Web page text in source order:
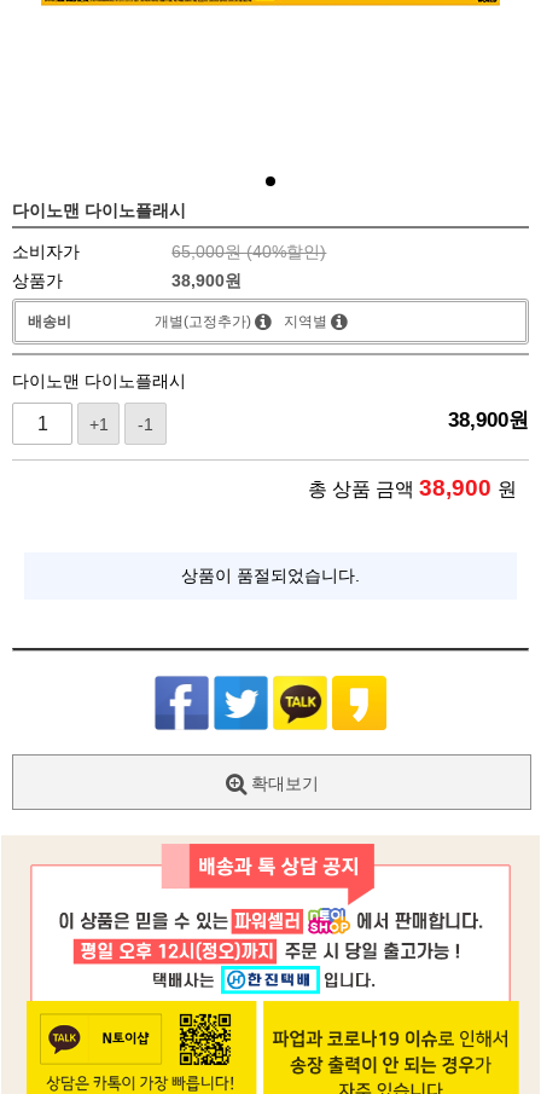
다이노맨 다이노플래시
소비자가 65,000원 (40%할인)
상품가
38,900원
배송비 개별(고정추가) 지역별
다이노맨 다이노플래시
+1 -1 38,900원
총 상품 금액 38,900 원
상품이 품절되었습니다.
확대보기